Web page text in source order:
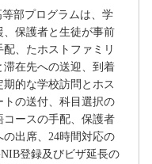
部プログラムは、学
保護者と生徒が事前
、たホストファミリ
在先への送迎、到着
的な学校訪問とホス
トの送付、科目選択の
ースの手配、保護者
出席、24時間対応の
登録及びビザ延長の